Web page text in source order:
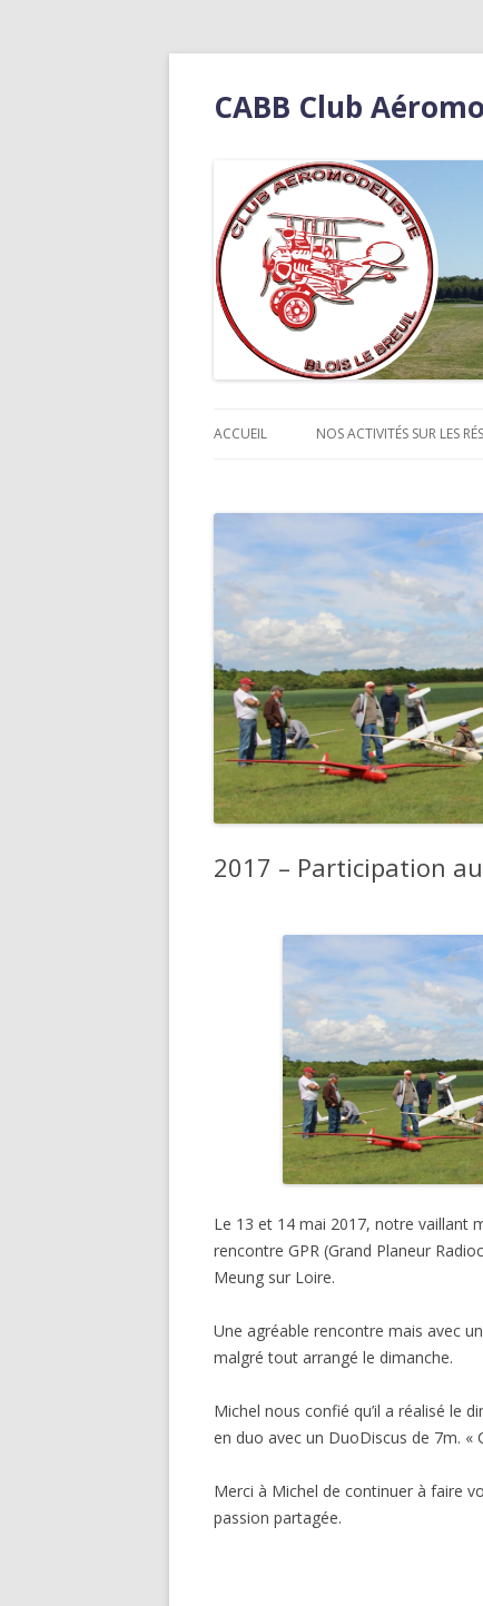
CABB Club
ACCUEIL NOS ACTIVITÉS SUR LES
2017 – Participation
Le 13 et 14 mai 2017, notre vaillant
rencontre GPR (Grand Planeur
Meung sur Loire.
Une agréable rencontre mais avec
malgré tout arrangé le dimanche.
Michel nous confié qu’il a réalisé le
en duo avec un DuoDiscus de 7m. «
Merci à Michel de continuer à faire
passion partagée.